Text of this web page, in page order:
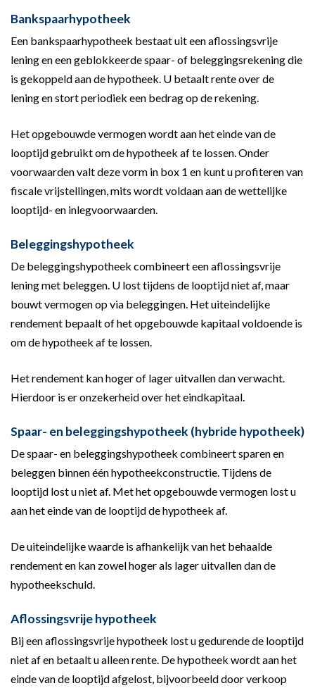
Bankspaarhypotheek
Een bankspaarhypotheek bestaat uit een aflossingsvrije
lening en een geblokkeerde spaar- of beleggingsrekening die
is gekoppeld aan de hypotheek. U betaalt rente over de
lening en stort periodiek een bedrag op de rekening.
Het opgebouwde vermogen wordt aan het einde van de
looptijd gebruikt om de hypotheek af te lossen. Onder
voorwaarden valt deze vorm in box 1 en kunt u profiteren van
fiscale vrijstellingen, mits wordt voldaan aan de wettelijke
looptijd- en inlegvoorwaarden.
Beleggingshypotheek
De beleggingshypotheek combineert een aflossingsvrije
lening met beleggen. U lost tijdens de looptijd niet af, maar
bouwt vermogen op via beleggingen. Het uiteindelijke
rendement bepaalt of het opgebouwde kapitaal voldoende is
om de hypotheek af te lossen.
Het rendement kan hoger of lager uitvallen dan verwacht.
Hierdoor is er onzekerheid over het eindkapitaal.
Spaar- en beleggingshypotheek (hybride hypotheek)
De spaar- en beleggingshypotheek combineert sparen en
beleggen binnen één hypotheekconstructie. Tijdens de
looptijd lost u niet af. Met het opgebouwde vermogen lost u
aan het einde van de looptijd de hypotheek af.
De uiteindelijke waarde is afhankelijk van het behaalde
rendement en kan zowel hoger als lager uitvallen dan de
hypotheekschuld.
Aflossingsvrije hypotheek
Bij een aflossingsvrije hypotheek lost u gedurende de looptijd
niet af en betaalt u alleen rente. De hypotheek wordt aan het
einde van de looptijd afgelost, bijvoorbeeld door verkoop